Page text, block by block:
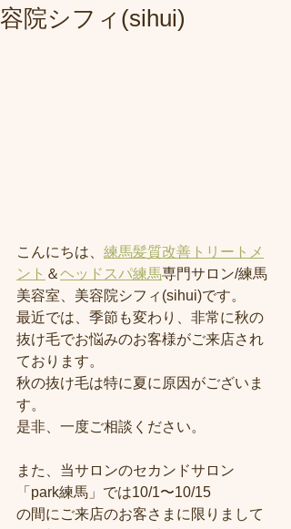
容院シフィ(sihui)
こんにちは、 練馬髪質改善トリートメ
ント ＆ヘッドスパ練馬専門サロン/練馬
美容室、美容院シフィ(sihui)です。
最近では、季節も変わり、非常に秋の
抜け毛でお悩みのお客様がご来店され
ております。
秋の抜け毛は特に夏に原因がございま
す。
是非、一度ご相談ください。
また、当サロンのセカンドサロン
「park練馬」では10/1〜10/15
の間にご来店のお客さまに限りまして